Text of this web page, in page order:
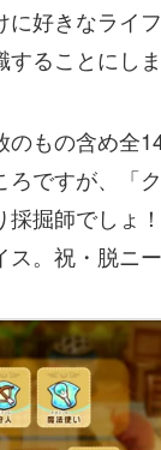
好きなライ
ることにしま
のもの含め全
ですが、「
採掘師でしょ
。祝・脱ニー